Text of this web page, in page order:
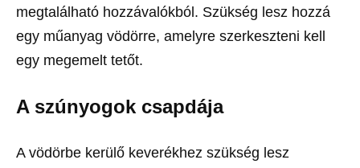
megtalálható hozzávalókból. Szükség lesz hozzá
egy műanyag vödörre, amelyre szerkeszteni kell
egy megemelt tetőt.
A szúnyogok csapdája
A vödörbe kerülő keverékhez szükség lesz